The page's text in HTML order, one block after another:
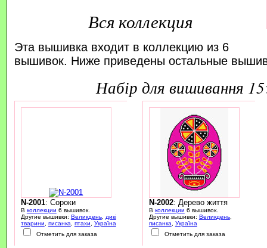
Вся коллекция
Эта вышивка входит в коллекцию из 6
вышивок. Ниже приведены остальные
набір для вишивання
N-2001: Сороки
В коллекции 6 вышивок.
Другие вышивки: Великдень,
дикі
тварини
писанка птахи
Україна
Отметить для заказа
N-2002: Дерево життя
В коллекции 6 вышивок.
Другие вышивки: Великдень,
писанка
Україна
Отметить для заказа